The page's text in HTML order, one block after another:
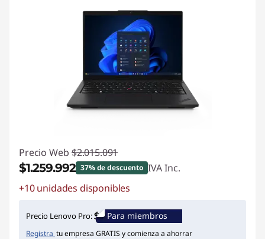
Precio Web $2.015.091
$1.259.992 37% de descuento IVA Inc.
Ahorros instantáneos :
+10 unidades disponibles
Precio Lenovo Pro: Para miembros
Registra tu empresa GRATIS y comienza a ahorrar